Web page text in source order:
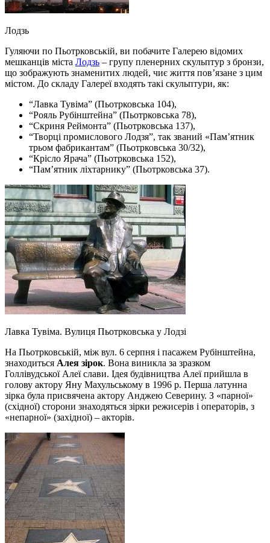
Лодзь
Гуляючи по Пьотрковській, ви побачите Галерею відомих
мешканців міста Лодзь – групу пленерних скульптур з бронзи,
що зображують знаменитих людей, чиє життя пов’язане з цим
містом. До складу Галереї входять такі скульптури, як:
“Лавка Тувіма” (Пьотрковська 104),
“Рояль Рубінштейна” (Пьотрковська 78),
“Скриня Реймонта” (Пьотрковська 137),
“Творці промислового Лодзя”, так званий «Пам’ятник
трьом фабрикантам” (Пьотрковська 30/32),
“Крісло Ярача” (Пьотрковська 152),
“Пам’ятник ліхтарнику” (Пьотрковська 37).
Лавка Тувіма. Вулиця Пьотрковська у Лодзі
На Пьотрковській, між вул. 6 серпня і пасажем Рубінштейна,
знаходиться Алея зірок. Вона виникла за зразком
Голлівудської Алеї слави. Ідея будівництва Алеї прийшла в
голову актору Яну Махульському в 1996 р. Перша латунна
зірка була присвячена актору Анджею Северину. З «парної»
(східної) сторони знаходяться зірки режисерів і операторів, з
«непарної» (західної) – акторів.